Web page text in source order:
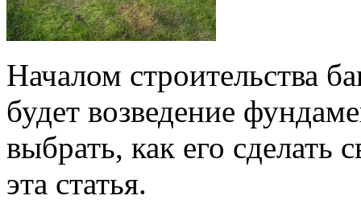
Началом строительства
будет возведение
выбрать, как его сделать
эта статья.